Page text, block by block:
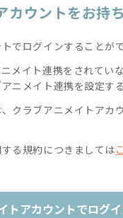
カウントをお持
でログインすることがで
メイト連携をされてい
ニメイト連携を設定す
クラブアニメイトアカ
る規約につきましては
トアカウントでログ